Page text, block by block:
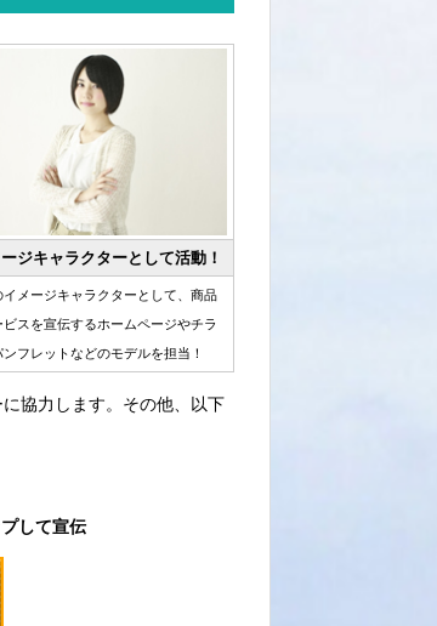
ジキャラクターとして活動！
イメージキャラクターとして、商品
ビスを宣伝するホームページやチラ
ンフレットなどのモデルを担当！
協力します。その他、以下
して宣伝